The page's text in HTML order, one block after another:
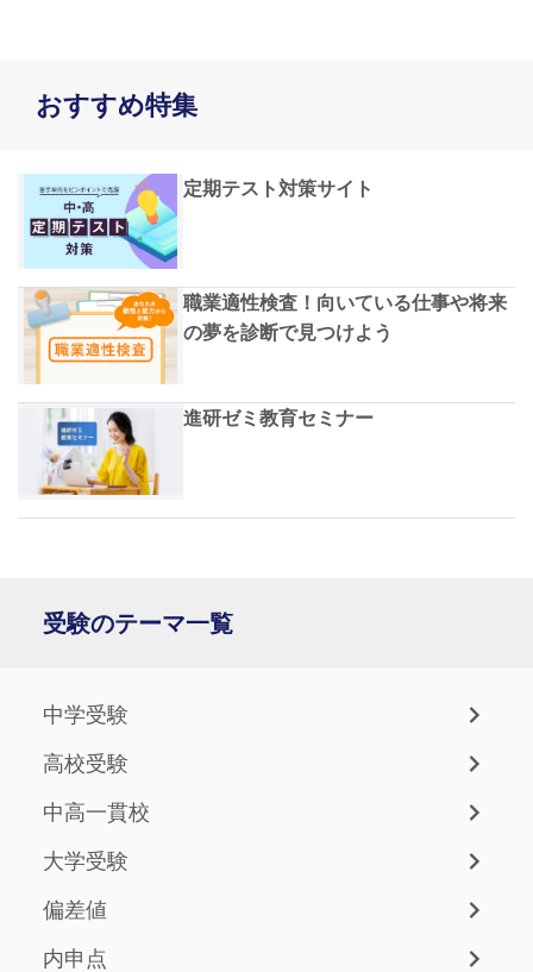
おすすめ特集
定期テスト対策サイト
職業適性検査！向いている仕事や将来
の夢を診断で見つけよう
進研ゼミ教育セミナー
受験のテーマ一覧
中学受験
高校受験
中高一貫校
大学受験
偏差値
内申点